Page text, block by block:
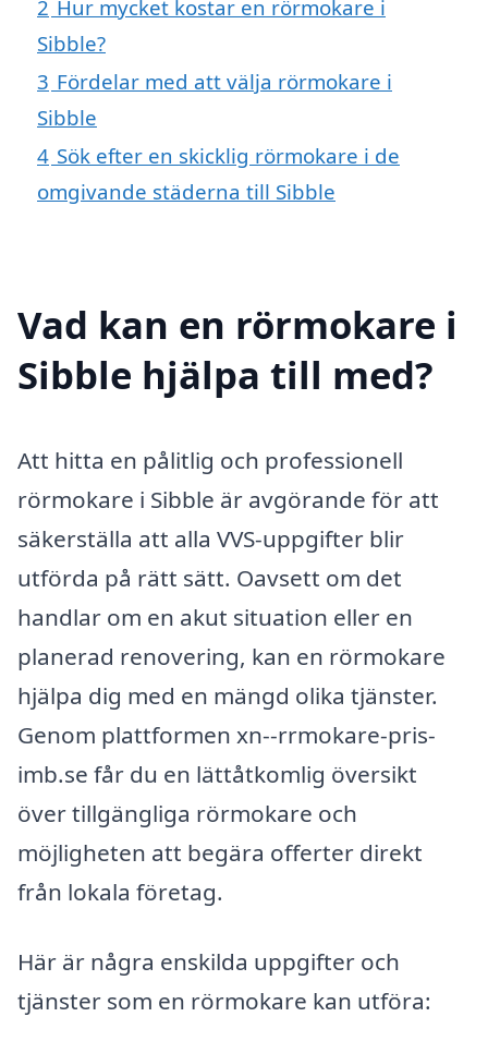
2 Hur mycket kostar en rörmokare i
Sibble?
3 Fördelar med att välja rörmokare i
Sibble
4 Sök efter en skicklig rörmokare i de
omgivande städerna till Sibble
Vad kan en rörmokare i
Sibble hjälpa till med?
Att hitta en pålitlig och professionell
rörmokare i Sibble är avgörande för att
säkerställa att alla VVS-uppgifter blir
utförda på rätt sätt. Oavsett om det
handlar om en akut situation eller en
planerad renovering, kan en rörmokare
hjälpa dig med en mängd olika tjänster.
Genom plattformen xn--rrmokare-pris-
imb.se får du en lättåtkomlig översikt
över tillgängliga rörmokare och
möjligheten att begära offerter direkt
från lokala företag.
Här är några enskilda uppgifter och
tjänster som en rörmokare kan utföra: